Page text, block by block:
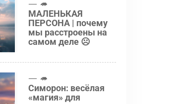
🦔
МАЛЕНЬКАЯ
ПЕРСОНА | почему
мы расстроены на
самом деле ☹️
🦔
Симорон: весёлая
«магия» для